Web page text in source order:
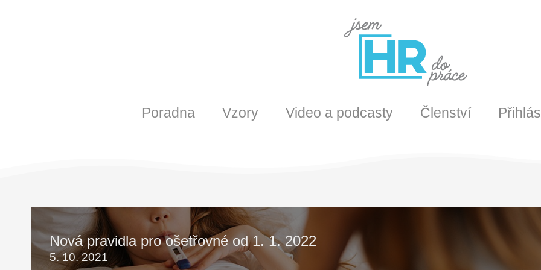
Poradna Vzory Video a podcasty Členství
Nová pravidla pro ošetřovné od 1. 1. 2022
5. 10. 2021